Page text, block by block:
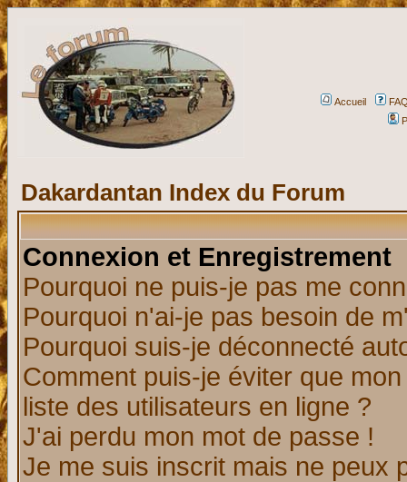
Accueil
Dakardantan Index du Forum
Connexion et Enregistrement
Pourquoi ne puis-je pas me
Pourquoi n'ai-je pas besoin de
Pourquoi suis-je déconnecté
Comment puis-je éviter que
liste des utilisateurs en ligne ?
J'ai perdu mon mot de passe !
Je me suis inscrit mais ne peux